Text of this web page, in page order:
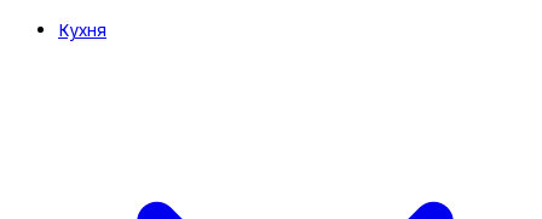
Кухня